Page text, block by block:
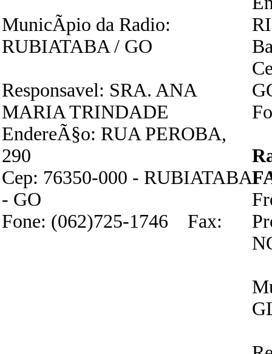
MunicÃ­pio da Radio:
RUBIATABA / GO
Responsavel: SRA. ANA
MARIA TRINDADE
EndereÃ§o: RUA PEROBA,
290
Cep: 76350-000 - RUBIATABA
- GO
Fone: (062)725-1746 Fax: